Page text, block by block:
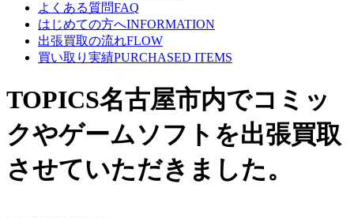
よくある質問FAQ
はじめての方へINFORMATION
出張買取の流れFLOW
買い取り実績PURCHASED ITEMS
TOPICS名古屋市内でコミッ
クやゲームソフトを出張買取
させていただきました。